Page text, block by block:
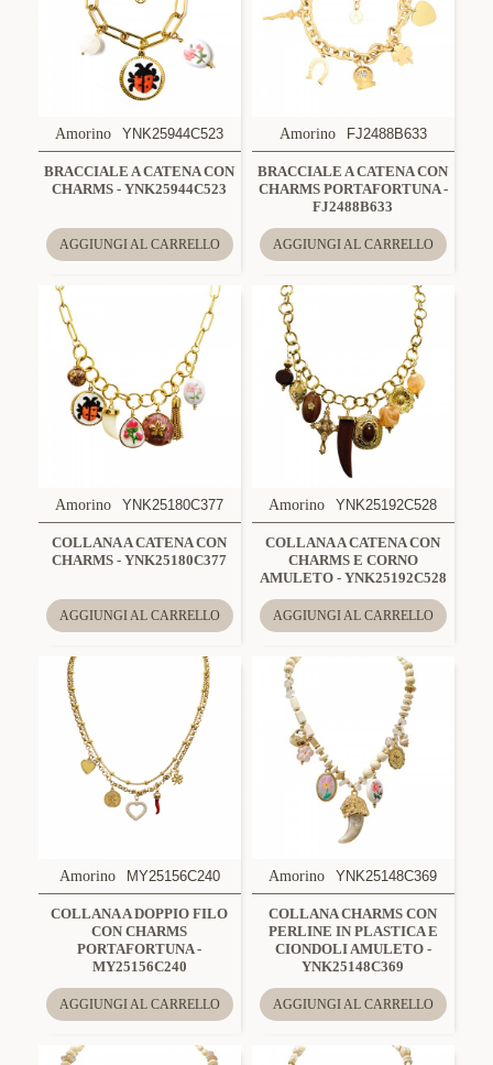
Amorino YNK25944C523
BRACCIALE A CATENA CON
CHARMS - YNK25944C523
AGGIUNGI AL CARRELLO
Amorino FJ2488B633
BRACCIALE A CATENA CON
CHARMS PORTAFORTUNA -
FJ2488B633
AGGIUNGI AL CARRELLO
Amorino YNK25180C377
COLLANA A CATENA CON
CHARMS - YNK25180C377
AGGIUNGI AL CARRELLO
Amorino YNK25192C528
COLLANA A CATENA CON
CHARMS E CORNO
AMULETO - YNK25192C528
AGGIUNGI AL CARRELLO
Amorino MY25156C240
COLLANA A DOPPIO FILO
CON CHARMS
PORTAFORTUNA -
MY25156C240
AGGIUNGI AL CARRELLO
Amorino YNK25148C369
COLLANA CHARMS CON
PERLINE IN PLASTICA E
CIONDOLI AMULETO -
YNK25148C369
AGGIUNGI AL CARRELLO